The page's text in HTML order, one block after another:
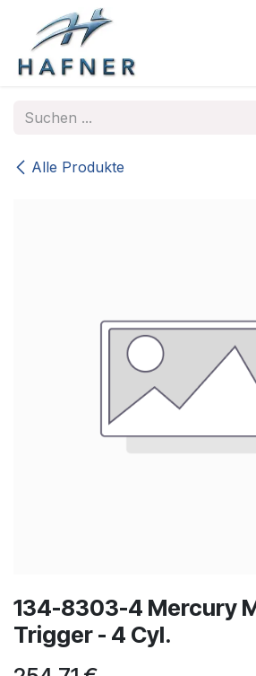
Zum Inhalt springen
Alle Produkte
134-8303-4 Mercury
Trigger - 4 Cyl.